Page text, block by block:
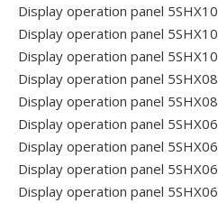
Display operation panel
Display operation panel
Display operation panel
Display operation panel
Display operation panel
Display operation panel
Display operation panel
Display operation panel
Display operation panel